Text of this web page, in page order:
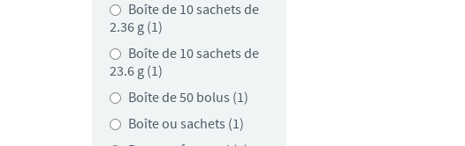
Boîte de 10 sachets de
2.36 g (1)
Boîte de 10 sachets de
23.6 g (1)
Boîte de 50 bolus (1)
Boîte ou sachets (1)